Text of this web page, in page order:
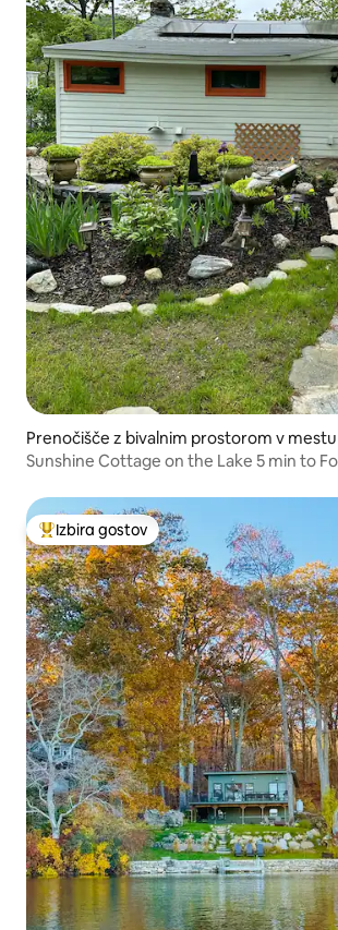
Prenočišče z bivalnim prostorom v
tonington
Sunshine Cottage on the Lake 5 min to
Najbolj priljubljena prenočišča z značko
Izbira gostov